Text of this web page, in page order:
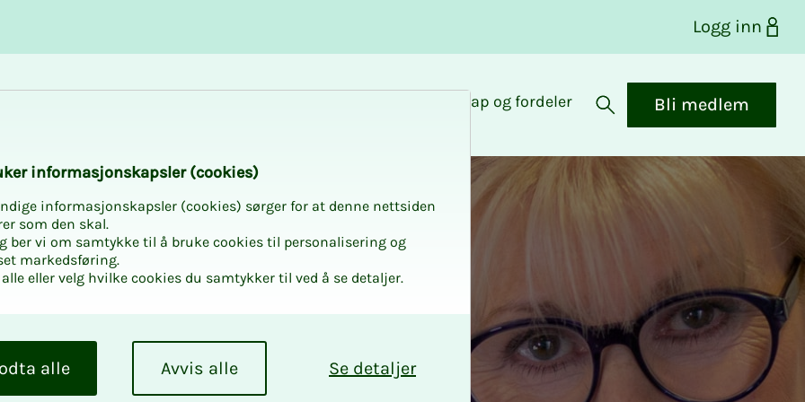
Logg inn
Medlemskap og fordeler
Åpne søk
Bli medlem
Bio­­­
le­­­
in­­­for­­­ma­­­sjons­­­kaps­­­­­ler (cookies)
informasjonskapsler (cookies) sørger for at denne nettsiden
som den skal.
ber vi om samtykke til å bruke cookies til personalisering og
markedsføring.
eller velg hvilke cookies du samtykker til ved å se detaljer.
Se detaljer
Avvis alle
alle